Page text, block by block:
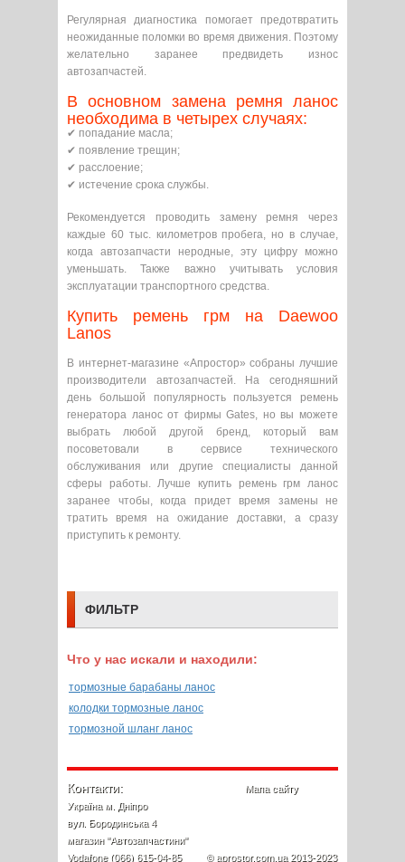
Регулярная диагностика помогает предотвратить
неожиданные поломки во время движения. Поэтому
желательно заранее предвидеть износ
автозапчастей.
В основном замена ремня ланос
необходима в четырех случаях:
✔ попадание масла;
✔ появление трещин;
✔ расслоение;
✔ истечение срока службы.
Рекомендуется проводить замену ремня через
каждые 60 тыс. километров пробега, но в случае,
когда автозапчасти неродные, эту цифру можно
уменьшать. Также важно учитывать условия
эксплуатации транспортного средства.
Купить ремень грм на Daewoo
Lanos
В интернет-магазине «Апростор» собраны лучшие
производители автозапчастей. На сегодняшний
день большой популярность пользуется ремень
генератора ланос от фирмы Gates, но вы можете
выбрать любой другой бренд, который вам
посоветовали в сервисе технического
обслуживания или другие специалисты данной
сферы работы. Лучше купить ремень грм ланос
заранее чтобы, когда придет время замены не
тратить время на ожидание доставки, а сразу
приступить к ремонту.
ФИЛЬТР
Что у нас искали и находили:
тормозные барабаны ланос
колодки тормозные ланос
тормозной шланг ланос
Контакти:
Україна м. Дніпро
вул. Бородинська 4
магазин "Автозапчастини"
Vodafone (066) 615-04-85
Мапа сайту
© aprostor.com.ua 2013-2023